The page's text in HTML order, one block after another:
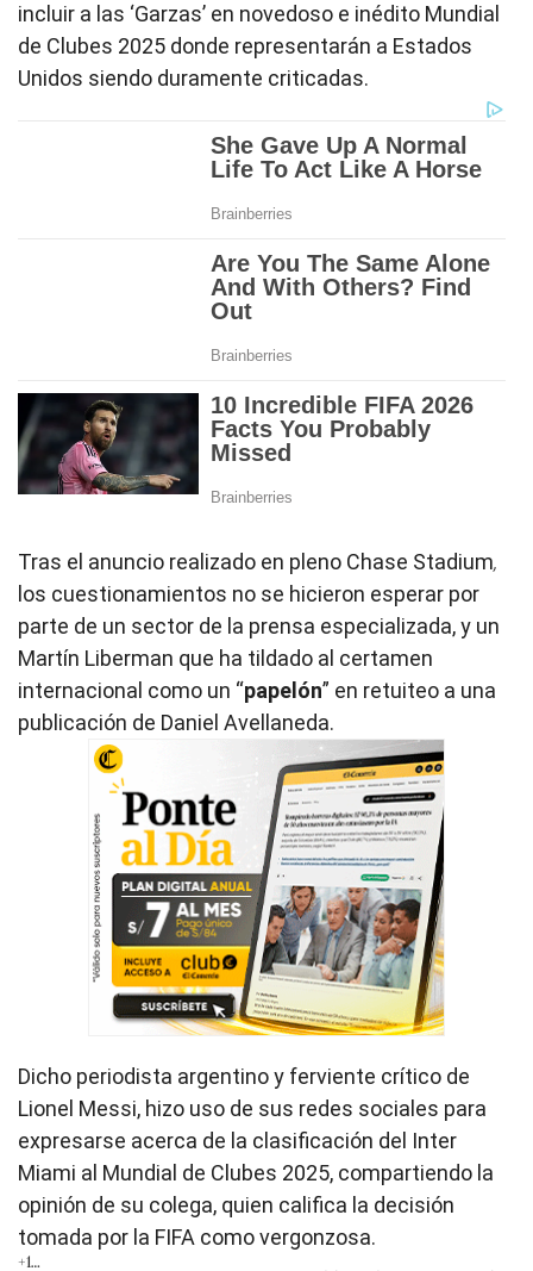
incluir a las ‘Garzas’ en novedoso e inédito Mundial
de Clubes 2025 donde representarán a Estados
Unidos siendo duramente criticadas.
Tras el anuncio realizado en pleno Chase Stadium,
los cuestionamientos no se hicieron esperar por
parte de un sector de la prensa especializada, y un
Martín Liberman que ha tildado al certamen
internacional como un “papelón” en retuiteo a una
publicación de Daniel Avellaneda.
Dicho periodista argentino y ferviente crítico de
Lionel Messi, hizo uso de sus redes sociales para
expresarse acerca de la clasificación del Inter
Miami al Mundial de Clubes 2025, compartiendo la
opinión de su colega, quien califica la decisión
tomada por la FIFA como vergonzosa.
+1…